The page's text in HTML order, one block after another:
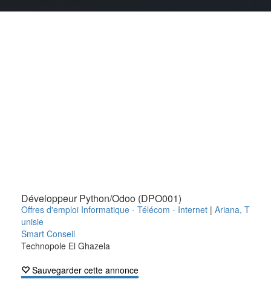
Développeur Python/Odoo (DPO001)
Offres d'emploi Informatique - Télécom - Internet | Ariana, T
unisie
Smart Conseil
Technopole El Ghazela
Sauvegarder cette annonce